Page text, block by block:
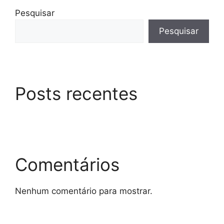
Pesquisar
Pesquisar
Posts recentes
Comentários
Nenhum comentário para mostrar.